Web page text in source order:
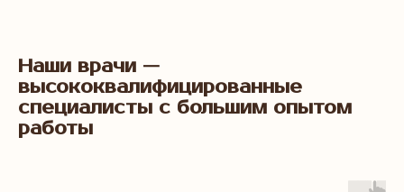
Наши врачи —
высококвалифицированные
специалисты с большим опытом
работы